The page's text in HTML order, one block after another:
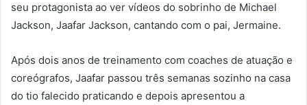
seu protagonista ao ver vídeos do sobrinho de Michael
Jackson, Jaafar Jackson, cantando com o pai, Jermaine.
Após dois anos de treinamento com coaches de atuação e
coreógrafos, Jaafar passou três semanas sozinho na casa
do tio falecido praticando e depois apresentou a